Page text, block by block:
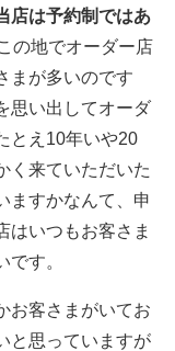
店は予約制ではあ
の地でオーダー店
まが多いのです
思い出してオーダ
とえ10年いや20
く来ていただいた
ますかなんて、申
はいつもお客さま
す。
お客さまがいてお
と思っていますが